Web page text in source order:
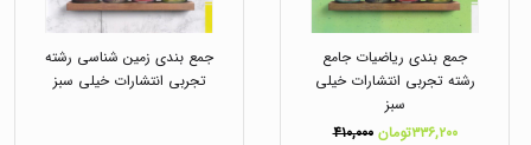
جمع بندی ریاضیات جامع
رشته تجربی انتشارات خیلی
سبز
۳۳۶,۲۰۰تومان
۴۱۰,۰۰۰
جمع بندی زمین شناسی رشته
تجربی انتشارات خیلی سبز